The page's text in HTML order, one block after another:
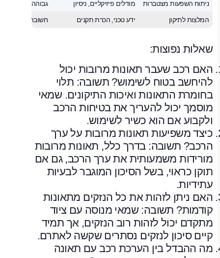
ניתוח השפעות מצטברות מודלים פיזיקליים, ניסיון גבוהה מאוד
המלצות לתיקון ידע טכני, הכרת תקנים חשובה מאוד
שאלות נפוצות:
האם רכב שעבר תאונות מרובות יכול
להיחשב בטוח לשימוש? תשובה: תלוי
בחומרת התאונות ואיכות התיקונים. שמאי
מוסמך יכול להעריך את בטיחות הרכב
ולקבוע אם הוא כשיר לשימוש.
כיצד משפיעות תאונות מרובות על ערך
הרכב? תשובה: בדרך כלל, תאונות מרובות
מורידות משמעותית את ערך הרכב, גם אם
תוקן כראוי, בשל הסיכון המוגבר לבעיות
עתידיות.
האם ניתן לזהות את כל הנזקים מתאונות
קודמות? תשובה: שמאי מנוסה עם ציוד
מתקדם יכול לזהות רוב הנזקים, אך תמיד
קיים סיכון לנזקים נסתרים שקשה לאתרם.
מה ההבדל בין הערכת רכב עם תאונה